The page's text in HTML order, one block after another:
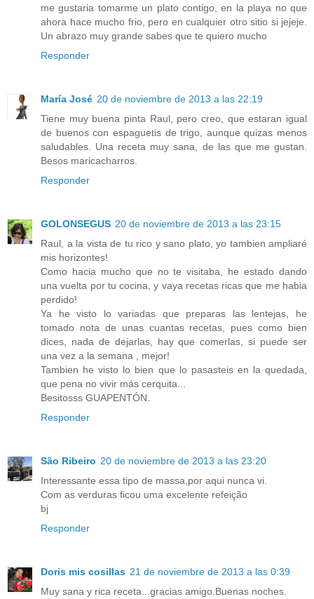
me gustaria tomarme un plato contigo, en la playa no que
ahora hace mucho frio, pero en cualquier otro sitio si jejeje.
Un abrazo muy grande sabes que te quiero mucho
Responder
María José 20 de noviembre de 2013 a las 22:19
Tiene muy buena pinta Raul, pero creo, que estaran igual
de buenos con espaguetis de trigo, aunque quizas menos
saludables. Una receta muy sana, de las que me gustan.
Besos maricacharros.
Responder
GOLONSEGUS 20 de noviembre de 2013 a las 23:15
Raul, a la vista de tu rico y sano plato, yo tambien ampliaré
mis horizontes!
Como hacia mucho que no te visitaba, he estado dando
una vuelta por tu cocina, y vaya recetas ricas que me habia
perdido!
Ya he visto lo variadas que preparas las lentejas, he
tomado nota de unas cuantas recetas, pues como bien
dices, nada de dejarlas, hay que comerlas, si puede ser
una vez a la semana , mejor!
Tambien he visto lo bien que lo pasasteis en la quedada,
que pena no vivir más cerquita...
Besitosss GUAPENTÓN.
Responder
São Ribeiro 20 de noviembre de 2013 a las 23:20
Interessante essa tipo de massa,por aqui nunca vi.
Com as verduras ficou uma excelente refeição
bj
Responder
Doris mis cosillas 21 de noviembre de 2013 a las 0:39
Muy sana y rica receta...gracias amigo.Buenas noches.